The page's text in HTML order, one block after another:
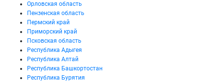
Орловская область
Пензенская область
Пермский край
Приморский край
Псковская область
Республика Адыгея
Республика Алтай
Республика Башкортостан
Республика Бурятия